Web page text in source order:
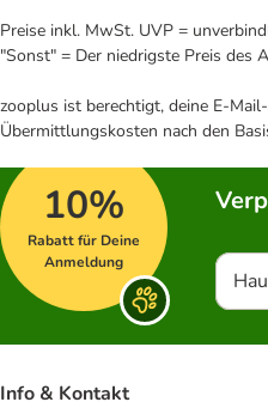
Preise inkl. MwSt. UVP =
"Sonst" = Der niedrigste Preis des
zooplus ist berechtigt, deine E-
Übermittlungskosten nach den
10%
Rabatt für Deine
Anmeldung
Info & Kontakt